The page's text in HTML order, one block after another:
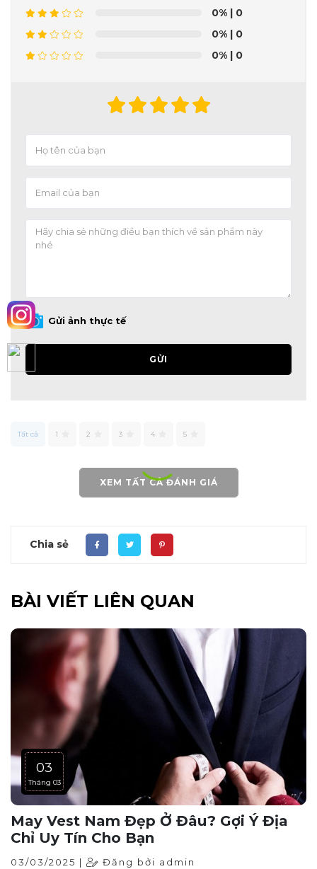
0% | 0
0% | 0
0% | 0
Gửi ảnh thực tế
GỬI
Tất cả 1 2 3 4 5
XEM TẤT CẢ ĐÁNH GIÁ
Chia sẻ
BÀI VIẾT LIÊN QUAN
03
Tháng 03
May Vest Nam Đẹp Ở Đâu? Gợi Ý Địa
Chỉ Uy Tín Cho Bạn
03/03/2025 | Đăng bởi admin